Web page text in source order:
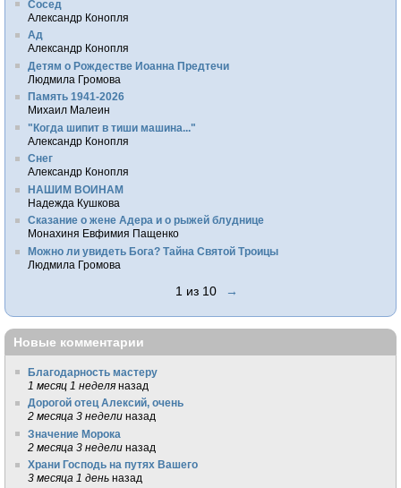
Сосед
Александр Конопля
Ад
Александр Конопля
Детям о Рождестве Иоанна Предтечи
Людмила Громова
Память 1941-2026
Михаил Малеин
"Когда шипит в тиши машина..."
Александр Конопля
Снег
Александр Конопля
НАШИМ ВОИНАМ
Надежда Кушкова
Сказание о жене Адера и о рыжей блуднице
Монахиня Евфимия Пащенко
Можно ли увидеть Бога? Тайна Святой Троицы
Людмила Громова
1 из 10 →
Новые комментарии
Благодарность мастеру
1 месяц 1 неделя назад
Дорогой отец Алексий, очень
2 месяца 3 недели назад
Значение Морока
2 месяца 3 недели назад
Храни Господь на путях Вашего
3 месяца 1 день назад